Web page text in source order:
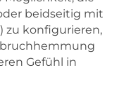
beidseitig mit
zu konfigurieren,
Gefühl in